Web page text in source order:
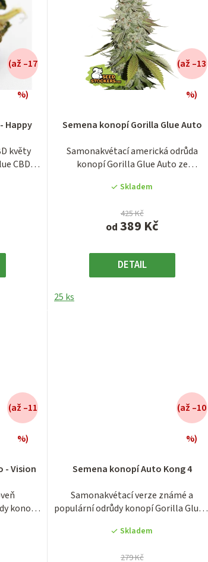
Happy
květy
CBD,
(až –17
%)
Semena konopí Gorilla Glue Auto
Samonakvétací americká odrůda
konopí Gorilla Glue Auto ze
hodnocení
je
3,9
z
hvězdiček.
Skladem
od 389 Kč
425 Kč
(až –13
%)
DETAIL
25 ks
- Vision
konopí
(až –11
%)
Semena konopí Auto Kong 4
Samonakvétací verze známé a
populární odrůdy konopí Gorilla Glue 4
hodnocení
je
4,2
z
hvězdiček.
Skladem
279 Kč
(až –10
%)